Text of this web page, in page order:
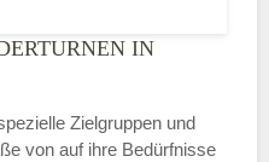
IN
Zielgruppen und
von auf ihre Bedürfnisse